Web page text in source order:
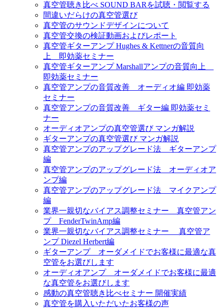
真空管聴き比べ SOUND BARを試聴・閲覧する
間違いだらけの真空管選び
真空管のサウンドデザインについて
真空管交換の検証動画およびレポート
真空管ギターアンプ Hughes & Kettnerの音質向
上 即効薬セミナー
真空管ギターアンプ Marshallアンプの音質向上
即効薬セミナー
真空管アンプの音質改善 オーディオ編 即効薬
セミナー
真空管アンプの音質改善 ギター編 即効薬セミ
ナー
オーディオアンプの真空管選び マンガ解説
ギターアンプの真空管選び マンガ解説
真空管アンプのアップグレード法 ギターアンプ
編
真空管アンプのアップグレード法 オーディオア
ンプ編
真空管アンプのアップグレード法 マイクアンプ
編
業界一親切なバイアス調整セミナー 真空管アン
プ FenderTwinAmp編
業界一親切なバイアス調整セミナー 真空管ア
ンプ Diezel Herbert編
ギターアンプ オーダメイドでお客様に最適な真
空管をお選びします
オーディオアンプ オーダメイドでお客様に最適
な真空管をお選びします
感動の真空管聴き比べセミナー 開催実績
真空管を購入いただいたお客様の声